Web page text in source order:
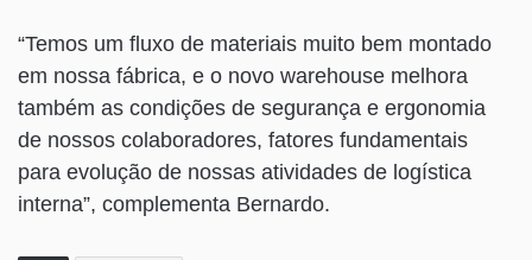
“Temos um fluxo de materiais muito bem montado
em nossa fábrica, e o novo warehouse melhora
também as condições de segurança e ergonomia
de nossos colaboradores, fatores fundamentais
para evolução de nossas atividades de logística
interna”, complementa Bernardo.